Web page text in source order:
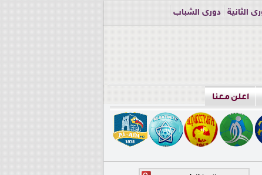
الثانية
دوري الشباب
اعلن معنا